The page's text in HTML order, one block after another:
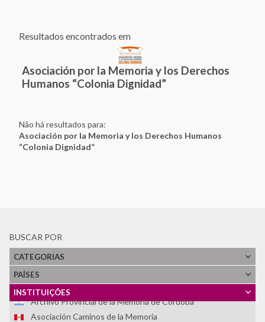
Resultados encontrados em
Asociación por la Memoria y los Derechos
Humanos “Colonia Dignidad”
Não há resultados para:
Asociación por la Memoria y los Derechos Humanos
“Colonia Dignidad”
BUSCAR POR
CATEGORIAS
PAÍSES
INSTITUIÇÕES
Ver Todos
Rede Latino-Americana e do Caribe de Sitios de Memória
Archivo Histórico de la Policía Nacional
Archivo Provincial de la Memoria de Córdoba
Asociación Caminos de la Memoria